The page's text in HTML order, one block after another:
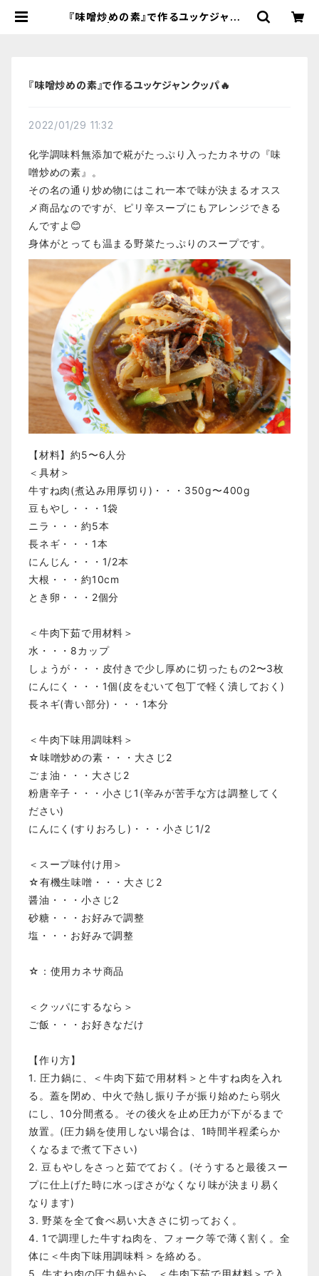
『味噌炒めの素』で作るユッケジャンク
『味噌炒めの素』で作るユッケジャンクッパ🔥
2022/01/29 11:32
化学調味料無添加で糀がたっぷり入ったカネサの『味
噌炒めの素』。
その名の通り炒め物にはこれ一本で味が決まるオスス
メ商品なのですが、ピリ辛スープにもアレンジできる
んですよ😊
身体がとっても温まる野菜たっぷりのスープです。
【材料】約5〜6人分
＜具材＞
牛すね肉(煮込み用厚切り)・・・350g〜400g
豆もやし・・・1袋
ニラ・・・約5本
長ネギ・・・1本
にんじん・・・1/2本
大根・・・約10cm
とき卵・・・2個分
＜牛肉下茹で用材料＞
水・・・8カップ
しょうが・・・皮付きで少し厚めに切ったもの2〜3枚
にんにく・・・1個(皮をむいて包丁で軽く潰しておく)
長ネギ(青い部分)・・・1本分
＜牛肉下味用調味料＞
☆味噌炒めの素・・・大さじ2
ごま油・・・大さじ2
粉唐辛子・・・小さじ1(辛みが苦手な方は調整してく
ださい)
にんにく(すりおろし)・・・小さじ1/2
＜スープ味付け用＞
☆有機生味噌・・・大さじ2
醤油・・・小さじ2
砂糖・・・お好みで調整
塩・・・お好みで調整
☆：使用カネサ商品
＜クッパにするなら＞
ご飯・・・お好きなだけ
【作り方】
1. 圧力鍋に、＜牛肉下茹で用材料＞と牛すね肉を入れ
る。蓋を閉め、中火で熱し振り子が振り始めたら弱火
にし、10分間煮る。その後火を止め圧力が下がるまで
放置。(圧力鍋を使用しない場合は、1時間半程柔らか
くなるまで煮て下さい)
2. 豆もやしをさっと茹でておく。(そうすると最後スー
プに仕上げた時に水っぽさがなくなり味が決まり易く
なります)
3. 野菜を全て食べ易い大きさに切っておく。
4. 1で調理した牛すね肉を、フォーク等で薄く割く。全
体に＜牛肉下味用調味料＞を絡める。